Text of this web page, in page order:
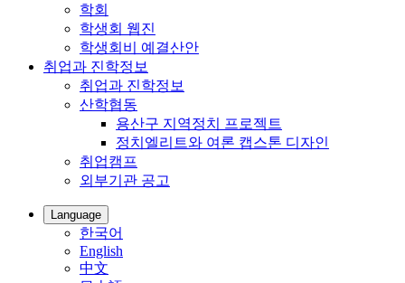
학회
학생회 웹진
학생회비 예결산안
취업과 진학정보
취업과 진학정보
산학협동
용산구 지역정치 프로젝트
정치엘리트와 여론 캡스톤 디자인
취업캠프
외부기관 공고
Language
한국어
English
中文